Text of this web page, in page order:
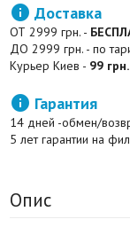
 Доставка
ОТ 2999 грн. -
ДО 2999 грн. - по
Курьер Киев - 99 грн.
 Гарантия
14 дней -обмен/
5 лет гарантии на
Опис